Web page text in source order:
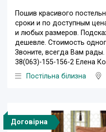
Пошив красивого
сроки и по доступным
и любых размеров.
дешевле. Стоимость
Звоните, всегда Вам рады.
38(063)-155-156-2 Елена
Постільна білизна
Договірна